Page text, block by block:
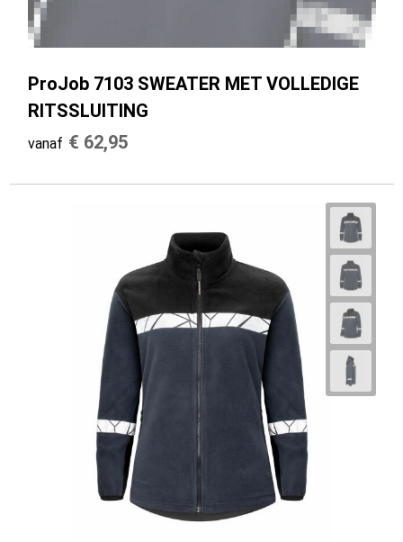
ProJob 7103 SWEATER MET VOLLEDIGE
RITSSLUITING
vanaf € 62,95